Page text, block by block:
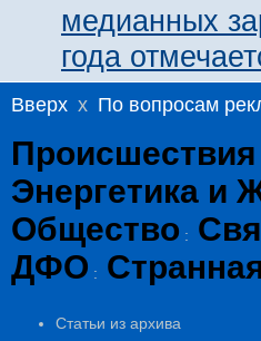
медианных
года
Вверх x По вопросам
Происшествия
Энергетика и
Общество :
ДФО :
Статьи из архива